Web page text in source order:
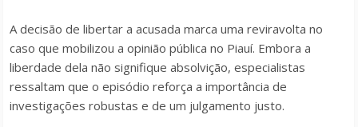
A decisão de libertar a acusada marca uma reviravolta no
caso que mobilizou a opinião pública no Piauí. Embora a
liberdade dela não signifique absolvição, especialistas
ressaltam que o episódio reforça a importância de
investigações robustas e de um julgamento justo.